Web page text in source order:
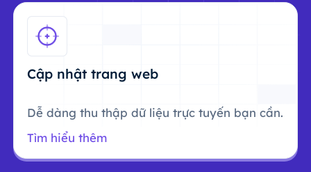
Cập nhật trang web
Dễ dàng thu thập dữ liệu trực tuyến bạn cần.
Tìm hiểu thêm